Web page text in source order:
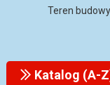
Teren budowy
Katalog (A-